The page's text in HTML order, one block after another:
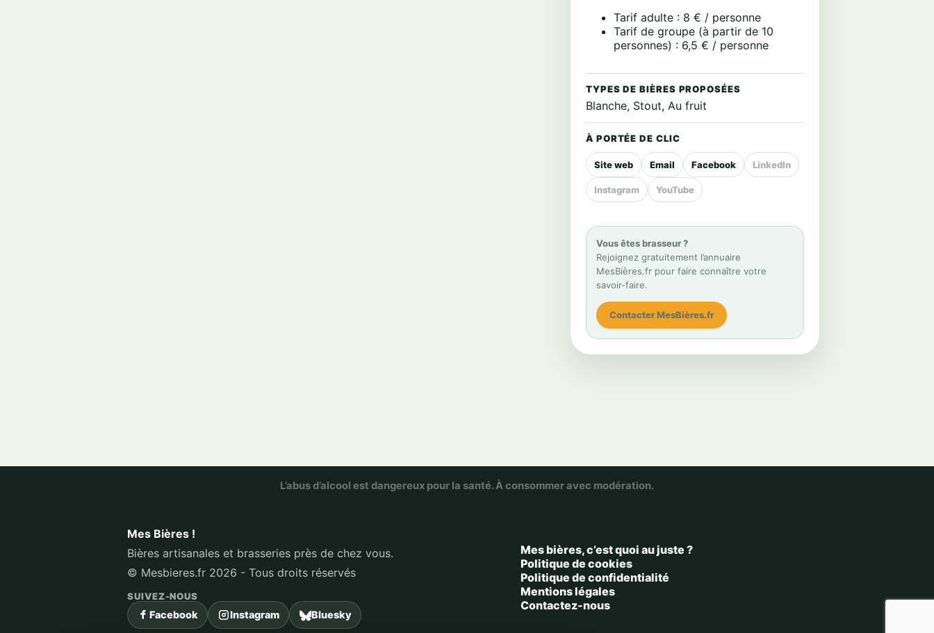
Tarif adulte : 8 € / personne
Tarif de groupe (à partir de 10
personnes) : 6,5 € / personne
TYPES DE BIÈRES PROPOSÉES
Blanche, Stout, Au fruit
À PORTÉE DE CLIC
Site web Email Facebook LinkedIn
Instagram YouTube
Vous êtes brasseur ?
Rejoignez gratuitement l’annuaire
MesBières.fr pour faire connaître votre
savoir-faire.
Contacter MesBières.fr
L’abus d’alcool est dangereux pour la santé. À consommer avec modération.
Mes Bières !
Bières artisanales et brasseries près de chez vous.
© Mesbieres.fr 2026 - Tous droits réservés
SUIVEZ-NOUS
Facebook Instagram Bluesky
Mes bières, c’est quoi au juste ?
Politique de cookies
Politique de confidentialité
Mentions légales
Contactez-nous